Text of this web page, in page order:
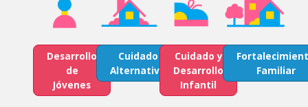
Desarrollo
de
Jóvenes
Cuidado
Alternativo
Cuidado y
Desarrollo
Infantil
Familiar